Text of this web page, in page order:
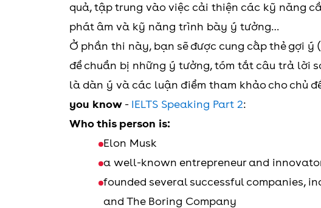
quả, tập trung vào việc cải thiện các kỹ năng
phát âm và kỹ năng trình bày ý tưởng…
Ở phần thi này, bạn sẽ được cung cấp thẻ gợi ý
để chuẩn bị những ý tưởng, tóm tắt câu trả lời
là dàn ý và các luận điểm tham khảo cho chủ
you know - IELTS Speaking Part 2:
Who this person is:
Elon Musk
a well-known entrepreneur and
founded several successful companies,
and The Boring Company